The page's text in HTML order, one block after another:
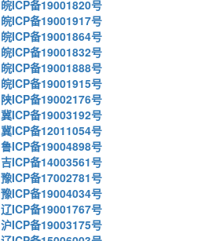
皖ICP备19001820号
皖ICP备19001917号
皖ICP备19001864号
皖ICP备19001832号
皖ICP备19001888号
皖ICP备19001915号
陕ICP备19002176号
冀ICP备19003192号
冀ICP备12011054号
鲁ICP备19004898号
吉ICP备14003561号
豫ICP备17002781号
豫ICP备19004034号
辽ICP备19001767号
沪ICP备19003175号